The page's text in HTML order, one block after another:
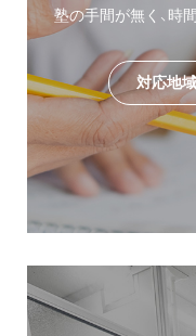
塾の手間が無く、時
対応地